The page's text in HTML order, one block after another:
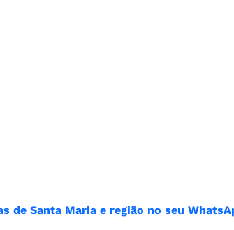
de Santa Maria e região no seu